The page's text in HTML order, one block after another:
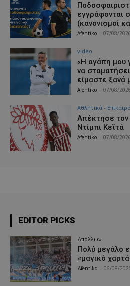
εγγράφονται
(κανονισμοί
Afentiko 07/08/
video
«Η αγάπη μου
να
είμαστε ξανά
Afentiko 07/08/
Αθλητικά -
Απέκτησε
Ντίμπι Κεϊτά
Afentiko 07/08/
EDITOR PICKS
Απόλλων
Πολύ μεγάλο
«μαγικό
Afentiko 06/08/